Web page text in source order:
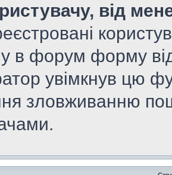
від
в форум форму
увімкнув цю
зловживанню